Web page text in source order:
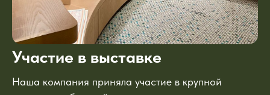
Участие в выставке
Наша компания приняла участие в крупной